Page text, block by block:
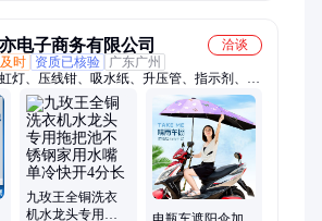
电子商务有限公司
洽谈
时 资质已核验
广东广州
灯、压线钳、吸水纸、升压管、指示剂、测
灯、磨刀器、一字刀、打草绳、螺丝机、拉
镐、恒压阀、密码链、电脑板、小锄头、雨
器、抽酒器、脱漆剂
九玫王全铜洗衣
机水龙头专用拖